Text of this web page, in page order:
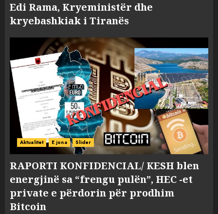
Edi Rama, Kryeministër dhe
kryebashkiak i Tiranës
Aktualitet E jona Slider
RAPORTI KONFIDENCIAL/ KESH blen
energjinë sa “frengu pulën”, HEC -et
private e përdorin për prodhim
Bitcoin